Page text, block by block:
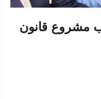
مشروع قانون